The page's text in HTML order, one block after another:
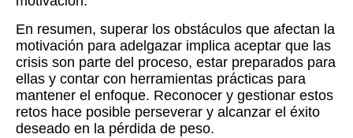
En resumen, superar los obstáculos que afectan la
motivación para adelgazar implica aceptar que las
crisis son parte del proceso, estar preparados para
ellas y contar con herramientas prácticas para
mantener el enfoque. Reconocer y gestionar estos
retos hace posible perseverar y alcanzar el éxito
deseado en la pérdida de peso.